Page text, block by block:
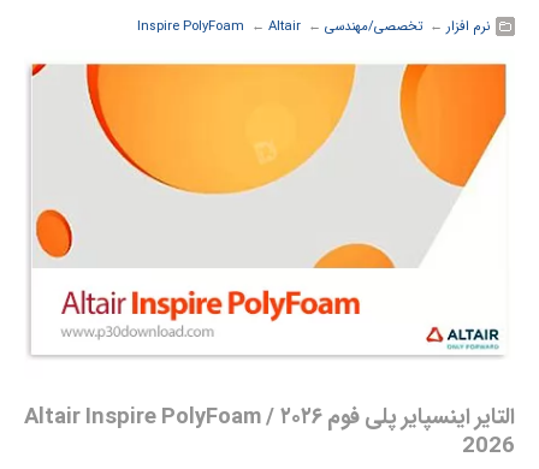
نرم افزار ← ‏تخصصی/مهندسی ← ‏
Altair
← ‏
Inspire PolyFoam
التایر اینسپایر پلی فوم ۲۰۲۶ / Altair Inspire PolyFoam
2026